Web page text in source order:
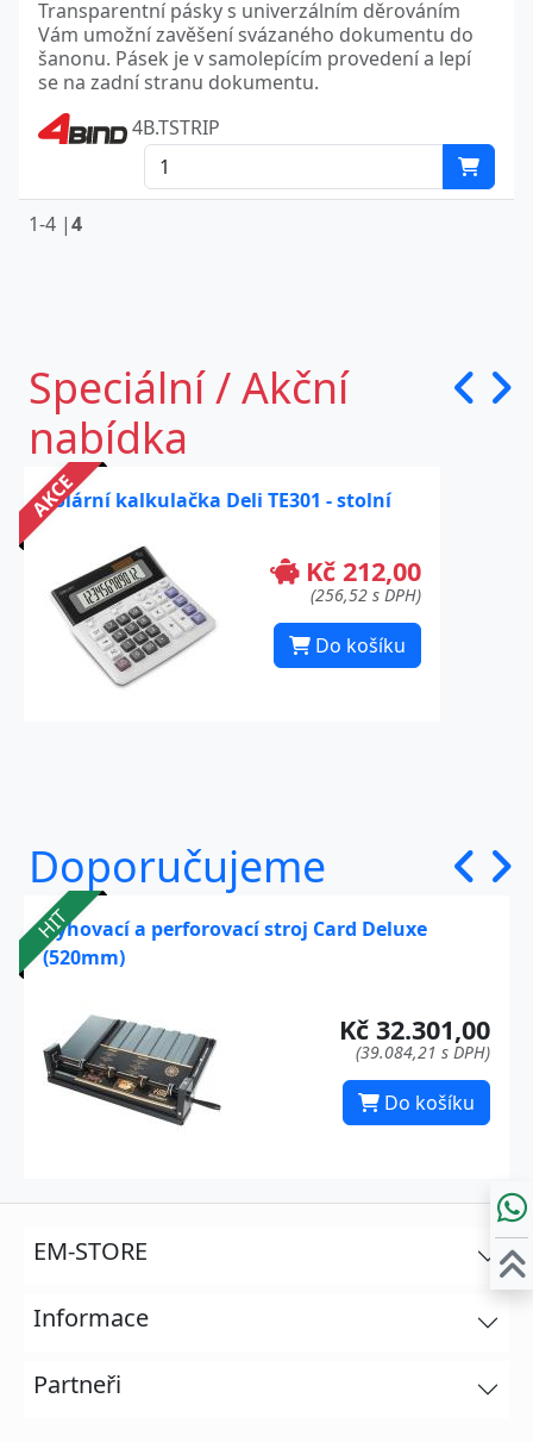
Transparentní pásky s univerzálním děrováním
Vám umožní zavěšení svázaného dokumentu do
šanonu. Pásek je v samolepícím provedení a lepí
se na zadní stranu dokumentu.
4B.TSTRIP
1-4 |4
Speciální / Akční
nabídka
AKCE
Solární kalkulačka Deli TE301 - stolní
Kč 212,00
(256,52 s DPH)
Do košíku
Doporučujeme
HIT
Rýhovací a perforovací stroj Card Deluxe
(520mm)
Kč 32.301,00
(39.084,21 s DPH)
Do košíku
EM-STORE
Informace
Partneři